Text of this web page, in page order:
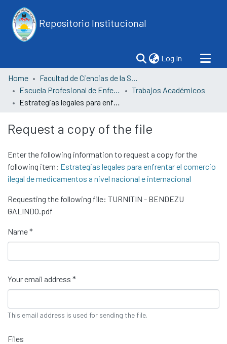
Repositorio Institucional
Log In (current)
Home
Facultad de Ciencias de la Salud
Escuela Profesional de Enfermería
Trabajos Académicos
Estrategias legales para enfrentar el comercio ilegal de medicamentos a nivel nacional e internacional
Request a copy of the file
Enter the following information to request a copy for the
following item: Estrategias legales para enfrentar el comercio
ilegal de medicamentos a nivel nacional e internacional
Requesting the following file: TURNITIN - BENDEZU
GALINDO.pdf
Name *
Your email address *
This email address is used for sending the file.
Files